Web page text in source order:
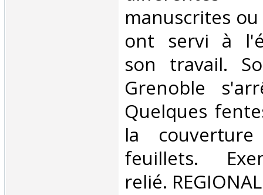
manuscrites
ont servi à
son travail.
Grenoble
Quelques
la
feuillets.
relié.